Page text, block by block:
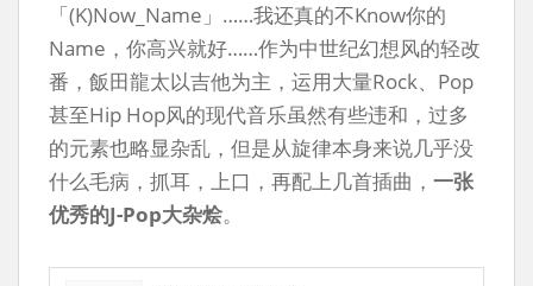
「(K)Now_Name」……我还真的不Know你的
Name，你高兴就好……作为中世纪幻想风的轻改
番，飯田龍太以吉他为主，运用大量Rock、Pop
甚至Hip Hop风的现代音乐虽然有些违和，过多
的元素也略显杂乱，但是从旋律本身来说几乎没
什么毛病，抓耳，上口，再配上几首插曲， 一张
优秀的J-Pop大杂烩。